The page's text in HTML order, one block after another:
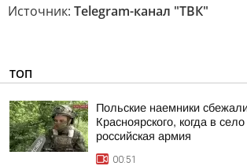
Источник: Telegram-канал "ТВК"
ТОП
Польские наемники
Красноярского, когда в
российская армия
00:51